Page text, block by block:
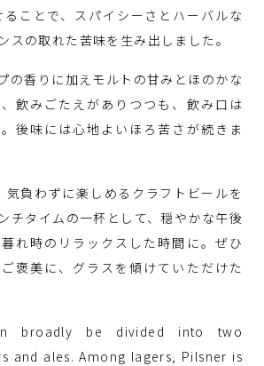
ことで、スパイシーさとハーバルな
スの取れた苦味を生み出しました。
の香りに加えモルトの甘みとほのかな
飲みごたえがありつつも、飲み口は
後味には心地よいほろ苦さが続きま
気負わずに楽しめるクラフトビールを
チタイムの一杯として、穏やかな午後
れ時のリラックスした時間に。ぜひ
褒美に、グラスを傾けていただけた
broadly be divided into two
and ales. Among lagers, Pilsner is